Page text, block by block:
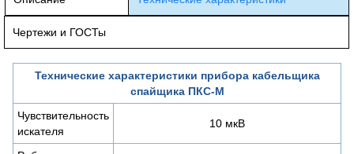
Чертежи и ГОСТы
Технические характеристики прибора кабельщика
спайщика ПКС-М
Чувствительность
искателя
10 мкВ